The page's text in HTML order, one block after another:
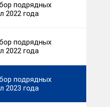
подрядных
2022 года
подрядных
2022 года
подрядных
2023 года